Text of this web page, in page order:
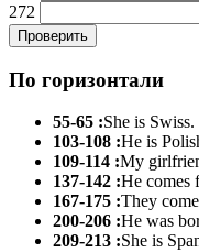
272
По горизонтали
55-65 :She is
103-108 :He is
109-114 :My
137-142 :He comes
167-175 :They
200-206 :He was
209-213 :She is